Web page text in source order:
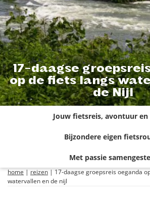
17-daagse
op de fiets langs
de Nijl
Jouw fietsreis, avontuur en
Bijzondere eigen
Met passie
home | reizen | 17-daagse groepsreis oeganda
watervallen en de nijl